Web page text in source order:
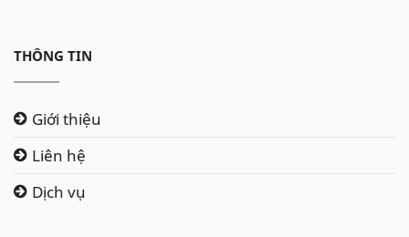
THÔNG TIN
Giới thiệu
Liên hệ
Dịch vụ